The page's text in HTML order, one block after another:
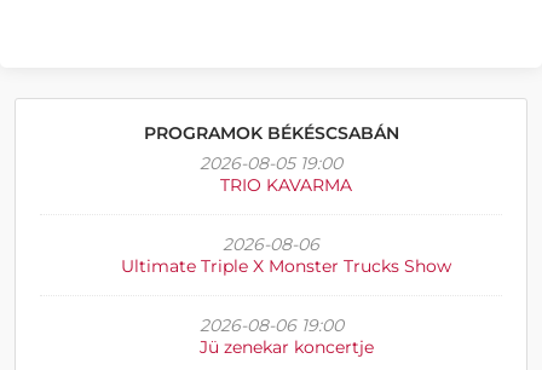
PROGRAMOK BÉKÉSCSABÁN
2026-08-05 19:00
TRIO KAVARMA
2026-08-06
Ultimate Triple X Monster Trucks Show
2026-08-06 19:00
Jü zenekar koncertje